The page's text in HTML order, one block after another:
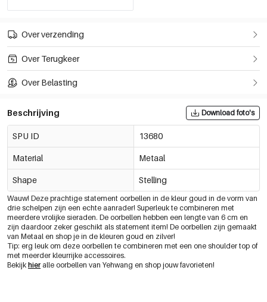
Over verzending
Over Terugkeer
Over Belasting
Beschrijving Download foto's
SPU ID 13680
Material Metaal
Shape Stelling
Wauw! Deze prachtige statement oorbellen in de kleur goud in de vorm van
drie schelpen zijn een echte aanrader! Superleuk te combineren met
meerdere vrolijke sieraden. De oorbellen hebben een lengte van 6 cm en
zijn daardoor zeker geschikt als statement item! De oorbellen zijn gemaakt
van Metaal en shop je in de kleuren goud en zilver!
Tip: erg leuk om deze oorbellen te combineren met een one shoulder top of
met meerder kleurrijke accessoires.
Bekijk hier alle oorbellen van Yehwang en shop jouw favorieten!